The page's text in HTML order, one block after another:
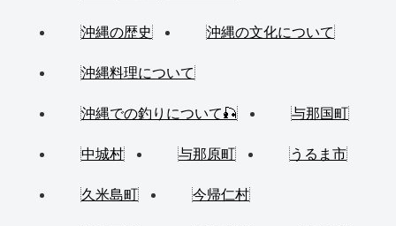
沖縄の歴史 沖縄の文化について
沖縄料理について
沖縄での釣りについて🎣 与那国町
中城村 与那原町 うるま市
久米島町 今帰仁村